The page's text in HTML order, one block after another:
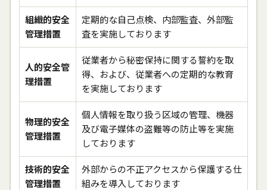
組織的安全
管理措置
定期的な自己点検、内部監査、外部監
査を実施しております
人的安全管
理措置
従業者から秘密保持に関する誓約を取
得、および、従業者への定期的な教育
を実施しております
物理的安全
管理措置
個人情報を取り扱う区域の管理、機器
及び電子媒体の盗難等の防止等を実施
しております
技術的安全
管理措置
外部からの不正アクセスから保護する仕
組みを導入しております